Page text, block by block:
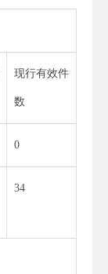
现行有效件
数
0
34